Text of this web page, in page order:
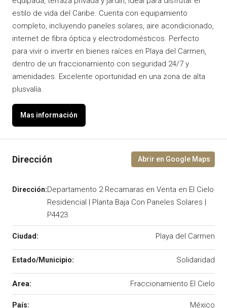
estilo de vida del Caribe. Cuenta con equipamiento
completo, incluyendo paneles solares, aire acondicionado,
internet de fibra óptica y electrodomésticos. Perfecto
para vivir o invertir en bienes raíces en Playa del Carmen,
dentro de un fraccionamiento con seguridad 24/7 y
amenidades. Excelente oportunidad en una zona de alta
plusvalía.
Departamento 2 Recamaras en Venta en El Cielo
Residencial | Planta Baja Con Paneles Solares |
P4423
Playa del Carmen
Solidaridad
Area: Fraccionamiento El Cielo
México